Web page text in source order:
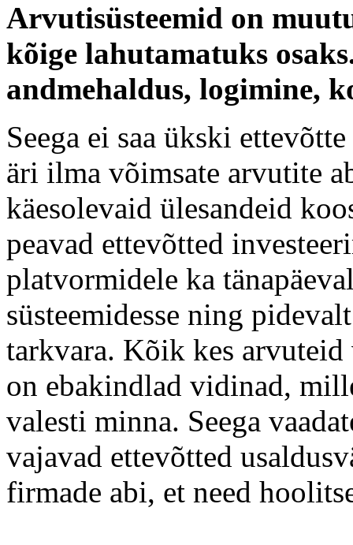
Arvutisüsteemid on
kõige lahutamatuks
andmehaldus, logimine,
Seega ei saa ükski
äri ilma võimsate arvutite
käesolevaid ülesandeid
peavad ettevõtted
platvormidele ka
süsteemidesse ning
tarkvara. Kõik kes arvuteid
on ebakindlad vidinad,
valesti minna. Seega
vajavad ettevõtted
firmade abi, et need